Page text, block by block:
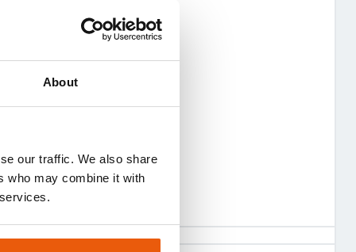
About
our traffic. We also share
who may combine it with
Betreuung